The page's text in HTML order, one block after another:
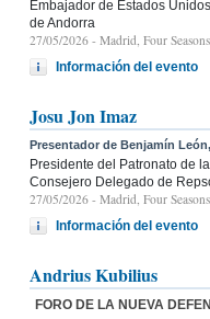
Embajador de Estados
de Andorra
27/05/2026 - Madrid, Four
Información del evento
Josu Jon Imaz
Presentador de Benjamín
Presidente del Patronato de
Consejero Delegado de
27/05/2026 - Madrid, Four
Información del evento
Andrius Kubilius
FORO DE LA NUEVA